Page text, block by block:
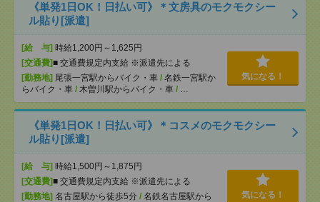
《単発1日OK！日払い可》＊文房具のモクモクシー
ル貼り[派遣]
[給 与] 時給1,200円～1,625円
[交通費]■ 交通費規定内支給 ※派遣先による
[勤務地] 尾張一宮駅からバイク・車 / 名鉄一宮駅か
らバイク・車 / 木曽川駅からバイク・車 / …
気になる！
《単発1日OK！日払い可》＊コスメのモクモクシー
ル貼り[派遣]
[給 与] 時給1,500円～1,875円
[交通費]■ 交通費規定内支給 ※派遣先による
[勤務地] 名古屋駅から徒歩5分 / 名鉄名古屋駅から
気になる！